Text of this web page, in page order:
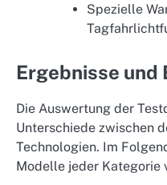
Spezielle
Ergebnisse und
Die Auswertung der
Unterschiede zwischen
Technologien. Im
Modelle jeder Kategorie